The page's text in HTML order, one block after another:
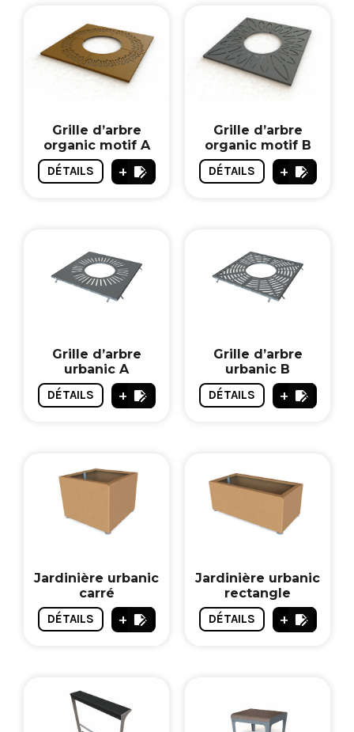
Grille d’arbre
organic motif A
DÉTAILS +
Grille d’arbre
organic motif B
DÉTAILS +
Grille d’arbre
urbanic A
DÉTAILS +
Grille d’arbre
urbanic B
DÉTAILS +
Jardinière urbanic
carré
DÉTAILS +
Jardinière urbanic
rectangle
DÉTAILS +